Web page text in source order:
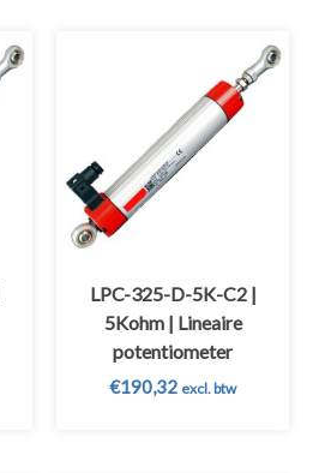
LPC-325-D-5K-C2 |
5Kohm | Lineaire
potentiometer
€190,32 excl. btw